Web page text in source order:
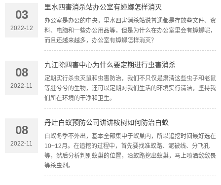
03
2022-12
里水四害消杀站办公室有蟑螂怎样消灭
办公室是办公的中央，里水四害消杀站说普通都是存放些文件、资
料、电脑和一些办公用品等，但是为什么在办公室里会有蟑螂呢，
而且还越来越多，办公室有蟑螂怎样消灭？
08
2022-11
九江除四害中心为什么要定期进行虫害消杀
定期实行杀虫灭鼠和虫害防治，我们不只仅是肃清这些虫子和老鼠
等脏兮兮的生物，还可以定期对我们生活的环境实行清洁，坚持我
们所在环境的干净和卫生。
08
2022-11
丹灶白蚁预防公司讲讲桉树如何防治白蚁
白蚁冬季不外出，基本全部集中于蚁巢内，所以追挖时间最好选在
10~12月。在追挖的过程中，首先要找准蚁路、泥被线、分飞孔
等，然后分析判别蚁巢的位置，沿蚁路挖出蚁巢，马上喷洒敌敌畏
等杀虫剂。